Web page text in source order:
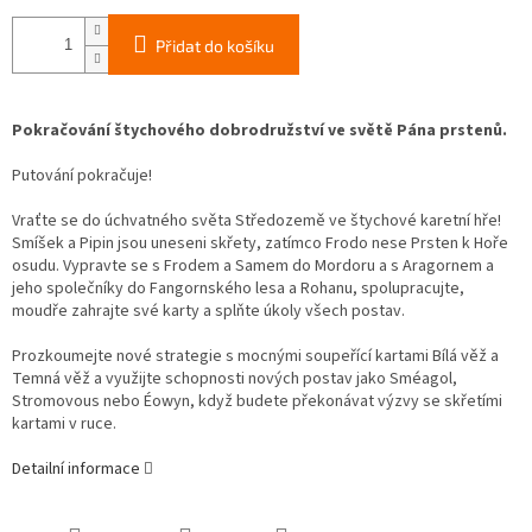
Přidat do košíku
Pokračování štychového dobrodružství ve světě Pána prstenů.
Putování pokračuje!
Vraťte se do úchvatného světa Středozemě ve štychové karetní hře!
Smíšek a Pipin jsou uneseni skřety, zatímco Frodo nese Prsten k Hoře
osudu. Vypravte se s Frodem a Samem do Mordoru a s Aragornem a
jeho společníky do Fangornského lesa a Rohanu, spolupracujte,
moudře zahrajte své karty a splňte úkoly všech postav.
Prozkoumejte nové strategie s mocnými soupeřící kartami Bílá věž a
Temná věž a využijte schopnosti nových postav jako Sméagol,
Stromovous nebo Éowyn, když budete překonávat výzvy se skřetími
kartami v ruce.
Detailní informace